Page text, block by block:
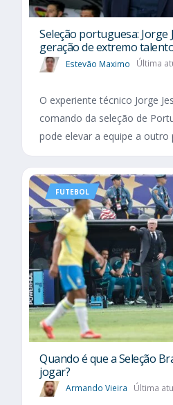
Seleção portuguesa: Jorge
geração de extremo
Estevão Maximo Última
O experiente técnico Jorge
comando da seleção de
pode elevar a equipe a outro
FUTEBOL
Quando é que a Seleção
jogar?
Armando Vieira Última